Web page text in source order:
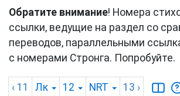
Обратите внимание! Номера
ссылки, ведущие на раздел со
переводов, параллельными
с номерами Стронга. Попробуйте.
‹ 11 Лк 12 NRT 13 ›